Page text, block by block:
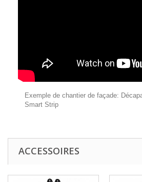
Exemple de chantier de façade:
Smart Strip
ACCESSOIRES